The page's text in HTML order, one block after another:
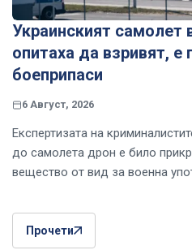
Украинският самолет
опитаха да взривят, е
боеприпаси
6 Август, 2026
Експертизата на
до самолета дрон е било
вещество от вид за военна
Прочети